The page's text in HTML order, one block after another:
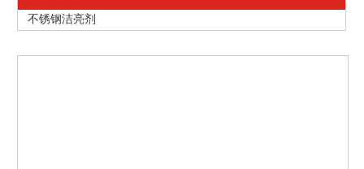
不锈钢洁亮剂